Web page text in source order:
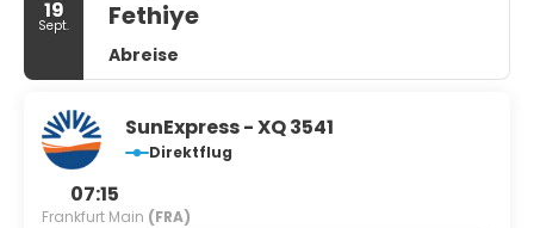
19
Sept.
Fethiye
Abreise
SunExpress - XQ 3541
Direktflug
07:15
Frankfurt Main (FRA)